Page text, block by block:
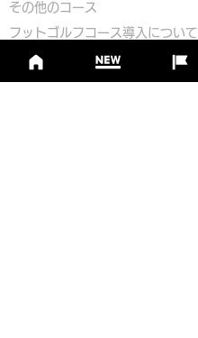
​その他のコース
​ フットゴルフコース導入について
​チームビルディング
選手登録​